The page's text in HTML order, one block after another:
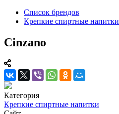
Список брендов
Крепкие спиртные напитки
Cinzano
Категория
Крепкие спиртные напитки